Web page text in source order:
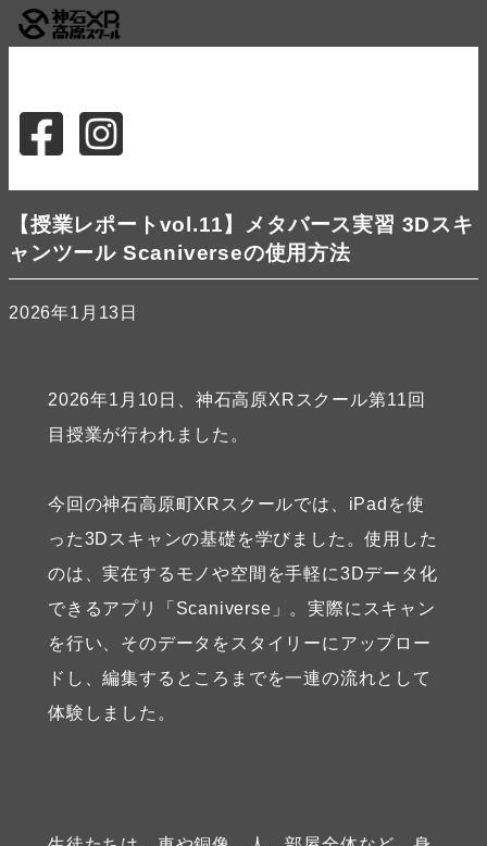
【授業レポートvol.11】メタバース実習 3Dスキ
ャンツール Scaniverseの使用方法
2026年1月13日
2026年1月10日、神石高原XRスクール第11回
目授業が行われました。
今回の神石高原町XRスクールでは、iPadを使
った3Dスキャンの基礎を学びました。使用した
のは、実在するモノや空間を手軽に3Dデータ化
できるアプリ「Scaniverse」。実際にスキャン
を行い、そのデータをスタイリーにアップロー
ドし、編集するところまでを一連の流れとして
体験しました。